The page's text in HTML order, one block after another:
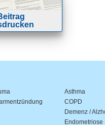
Asthma
COPD
Demenz /
Endometriose